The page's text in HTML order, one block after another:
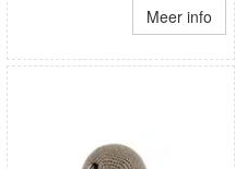
Meer info